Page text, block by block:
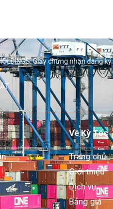
Giấy chứng nhận đăng
Về Kỳ Tốc
Trang chủ
Giới thiệu
Dịch vụ
Bảng giá